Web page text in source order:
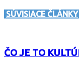
SÚVISIACE ČLÁNKY
ČO JE TO